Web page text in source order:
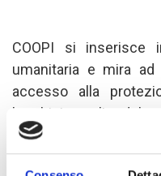
COOPI si
umanitaria e mira
accesso alla
bambini e gli
famiglie. Per
COOPI da un lato